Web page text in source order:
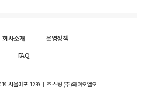
회사소개
운영정책
FAQ
서울마포-1239 ㅣ 호스팅 (주)와이오엘오